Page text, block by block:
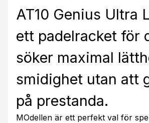
AT10 Genius Ultra
ett padelracket för
söker maximal
smidighet utan att
på prestanda.
MOdellen är ett perfekt val för